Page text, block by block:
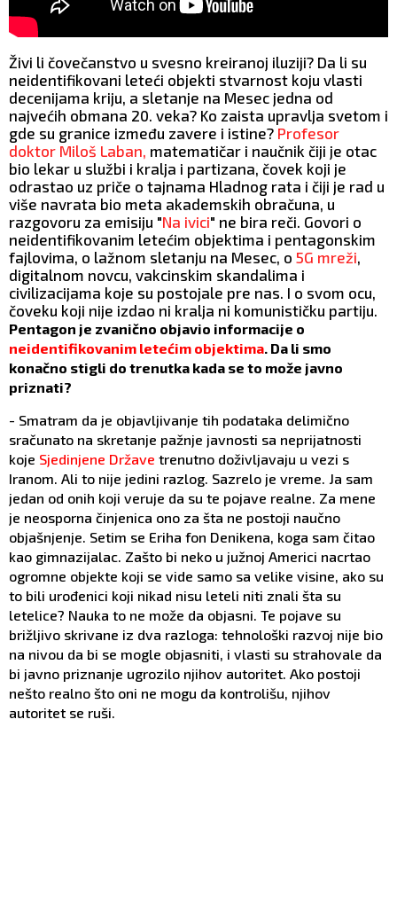
Živi li čovečanstvo u svesno kreiranoj iluziji? Da li su
neidentifikovani leteći objekti stvarnost koju vlasti
decenijama kriju, a sletanje na Mesec jedna od
najvećih obmana 20. veka? Ko zaista upravlja svetom i
gde su granice između zavere i istine? Profesor
doktor Miloš Laban, matematičar i naučnik čiji je otac
bio lekar u službi i kralja i partizana, čovek koji je
odrastao uz priče o tajnama Hladnog rata i čiji je rad u
više navrata bio meta akademskih obračuna, u
razgovoru za emisiju "Na ivici" ne bira reči. Govori o
neidentifikovanim letećim objektima i pentagonskim
fajlovima, o lažnom sletanju na Mesec, o 5G mreži,
digitalnom novcu, vakcinskim skandalima i
civilizacijama koje su postojale pre nas. I o svom ocu,
čoveku koji nije izdao ni kralja ni komunističku partiju.
Pentagon je zvanično objavio informacije o
neidentifikovanim letećim objektima. Da li smo
konačno stigli do trenutka kada se to može javno
priznati?
- Smatram da je objavljivanje tih podataka delimično
sračunato na skretanje pažnje javnosti sa neprijatnosti
koje Sjedinjene Države trenutno doživljavaju u vezi s
Iranom. Ali to nije jedini razlog. Sazrelo je vreme. Ja sam
jedan od onih koji veruje da su te pojave realne. Za mene
je neosporna činjenica ono za šta ne postoji naučno
objašnjenje. Setim se Eriha fon Denikena, koga sam čitao
kao gimnazijalac. Zašto bi neko u južnoj Americi nacrtao
ogromne objekte koji se vide samo sa velike visine, ako su
to bili urođenici koji nikad nisu leteli niti znali šta su
letelice? Nauka to ne može da objasni. Te pojave su
brižljivo skrivane iz dva razloga: tehnološki razvoj nije bio
na nivou da bi se mogle objasniti, i vlasti su strahovale da
bi javno priznanje ugrozilo njihov autoritet. Ako postoji
nešto realno što oni ne mogu da kontrolišu, njihov
autoritet se ruši.